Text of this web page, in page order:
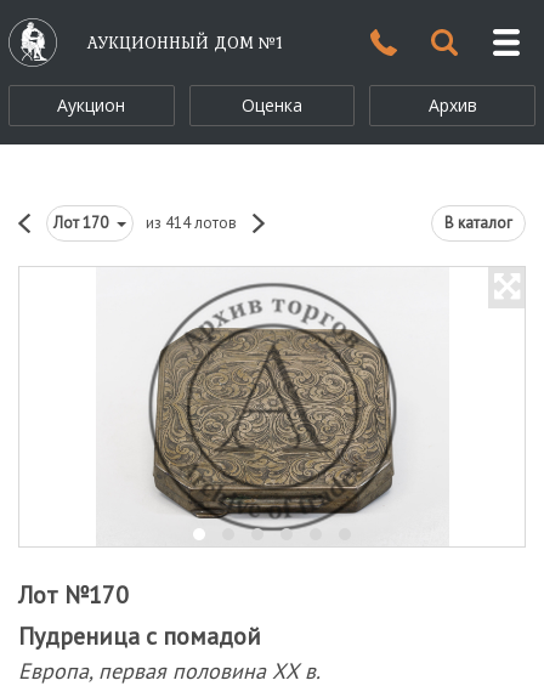
АУКЦИОННЫЙ ДОМ №1
Аукцион Оценка Архив
Лот170 из 414 лотов В каталог
Лот №170
Пудреница с помадой
Европа, первая половина ХХ в.